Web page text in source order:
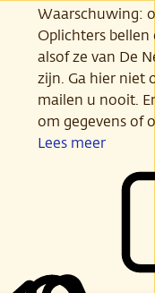
Waarschuwing:
Oplichters
alsof ze van De
zijn. Ga hier niet
mailen u nooit.
om gegevens of
Lees meer